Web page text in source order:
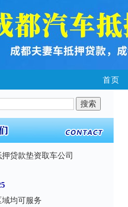
首页
贷款垫资取车公司
均可服务